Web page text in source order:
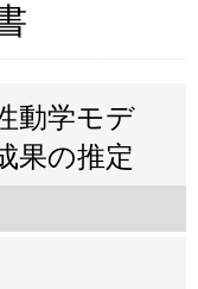
動学モデ
果の推定